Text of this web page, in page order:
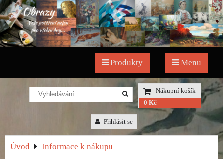
Produkty Menu
Nákupní košík
0 Kč
Přihlásit se
Úvod Informace k nákupu